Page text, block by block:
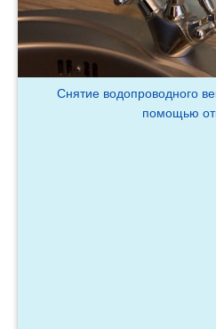
Снятие водопроводного
помощью